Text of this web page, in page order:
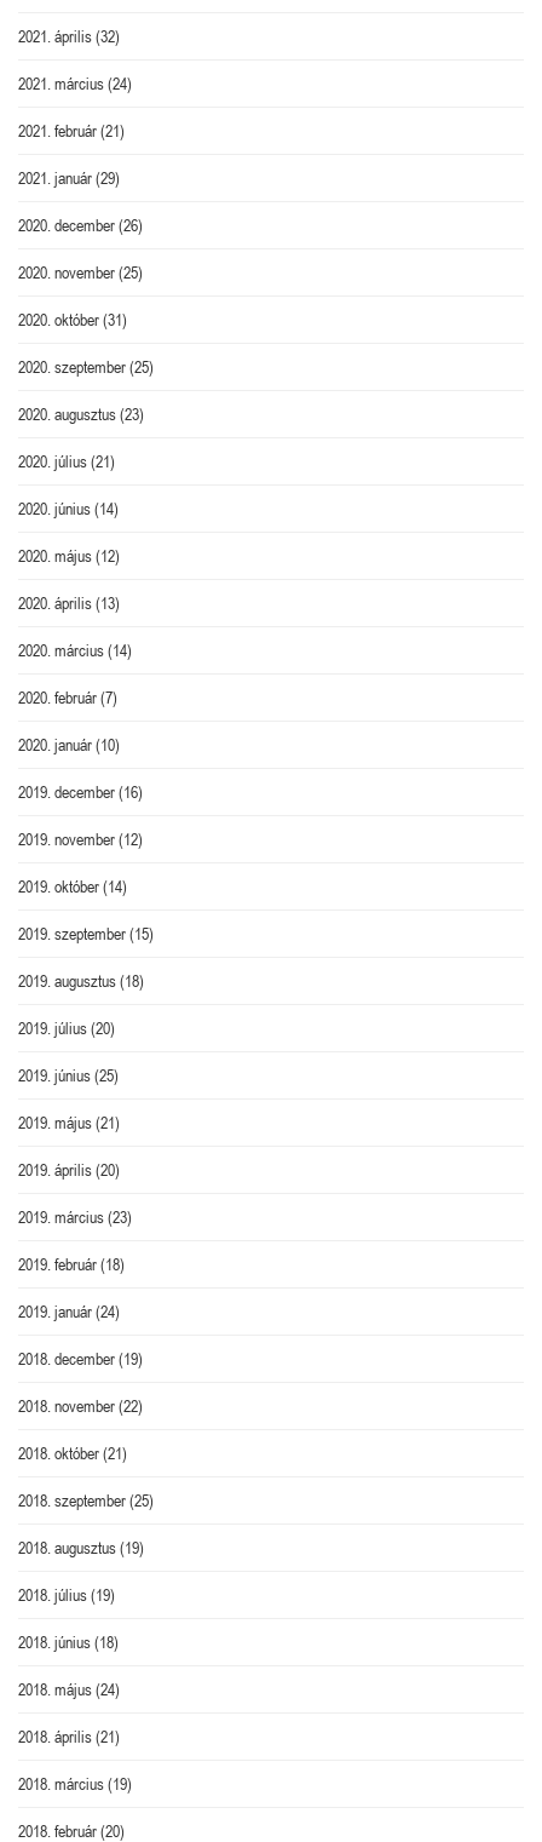
2021. április(32)
2021. március(24)
2021. február(21)
2021. január(29)
2020. december(26)
2020. november(25)
2020. október(31)
2020. szeptember(25)
2020. augusztus(23)
2020. július(21)
2020. június(14)
2020. május(12)
2020. április(13)
2020. március(14)
2020. február(7)
2020. január(10)
2019. december(16)
2019. november(12)
2019. október(14)
2019. szeptember(15)
2019. augusztus(18)
2019. július(20)
2019. június(25)
2019. május(21)
2019. április(20)
2019. március(23)
2019. február(18)
2019. január(24)
2018. december(19)
2018. november(22)
2018. október(21)
2018. szeptember(25)
2018. augusztus(19)
2018. július(19)
2018. június(18)
2018. május(24)
2018. április(21)
2018. március(19)
2018. február(20)